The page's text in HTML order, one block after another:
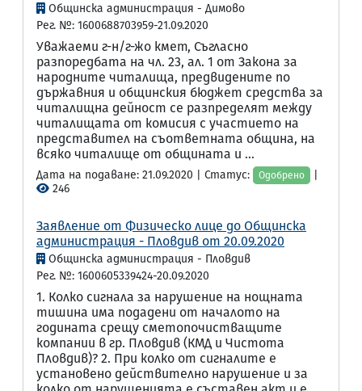
Общинска администрация - Димово
Рег. №: 1600688703959-21.09.2020
Уважаеми г-н/г-жо кмет, Съгласно
разпоредбата на чл. 23, ал. 1 от Закона за
народните читалища, предвидените по
държавния и общинския бюджет средства за
читалищна дейност се разпределят между
читалищата от комисия с участието на
представител на съответната община, на
всяко читалище от общината и ...
Дата на подаване: 21.09.2020 | Статус: Одобрено
246
Заявление от Физическо лице до Общинска
администрация - Пловдив от 20.09.2020
Общинска администрация - Пловдив
Рег. №: 1600605339424-20.09.2020
1. Колко сигнала за нарушение на нощната
тишина има подадени от началото на
годината срещу сметопочистващите
компании в гр. Пловдив (КМД и Чистота
Пловдив)? 2. При колко от сигналите е
установено действително нарушение и за